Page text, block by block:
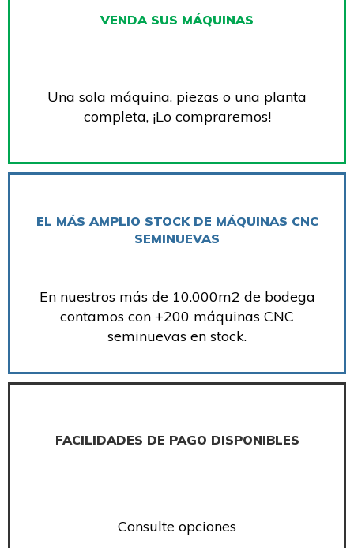
VENDA SUS MÁQUINAS
Una sola máquina, piezas o una planta
completa, ¡Lo compraremos!
EL MÁS AMPLIO STOCK DE MÁQUINAS CNC
SEMINUEVAS
En nuestros más de 10.000m2 de bodega
contamos con +200 máquinas CNC
seminuevas en stock.
FACILIDADES DE PAGO DISPONIBLES
Consulte opciones